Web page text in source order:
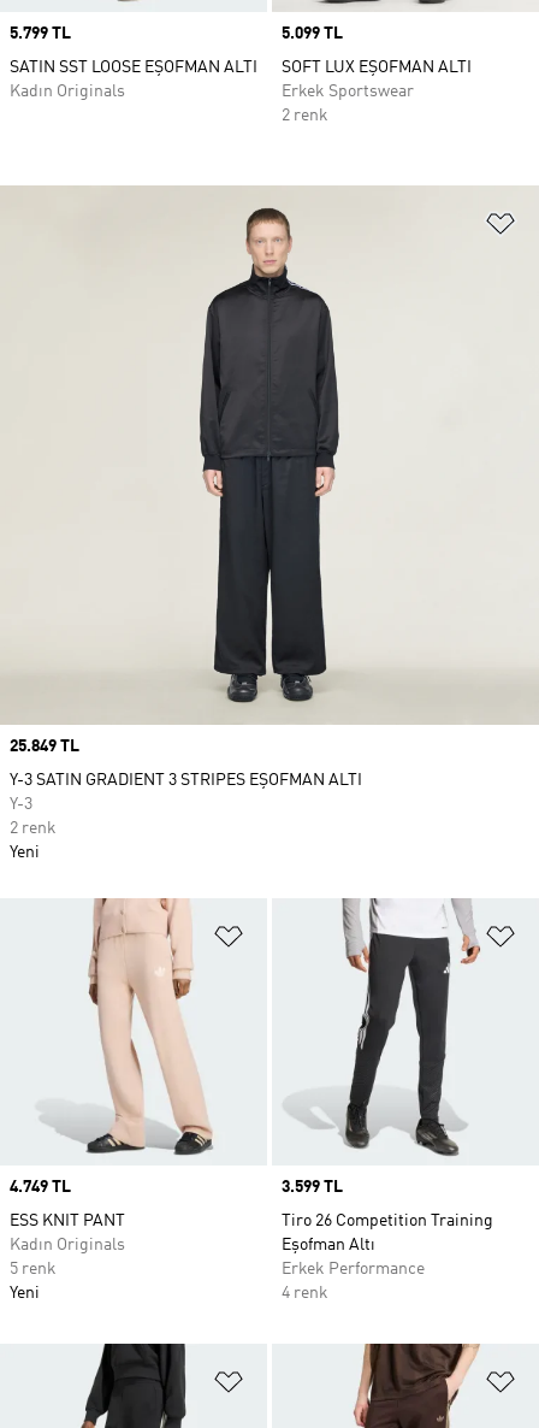
Price
5.799 TL
SATIN SST LOOSE EŞOFMAN ALTI
Kadın Originals
Price
5.099 TL
SOFT LUX EŞOFMAN ALTI
Erkek Sportswear
2 renk
Favori Listesine Ekle
Price
4.749 TL
ESS KNIT PANT
Kadın Originals
5 renk
Yeni
Price
3.599 TL
Tiro 26 Competition Training
Eşofman Altı
Erkek Performance
4 renk
Favori Listesine Ekle
Price
25.849 TL
Y-3 SATIN GRADIENT 3 STRIPES EŞOFMAN ALTI
Y-3
2 renk
Yeni